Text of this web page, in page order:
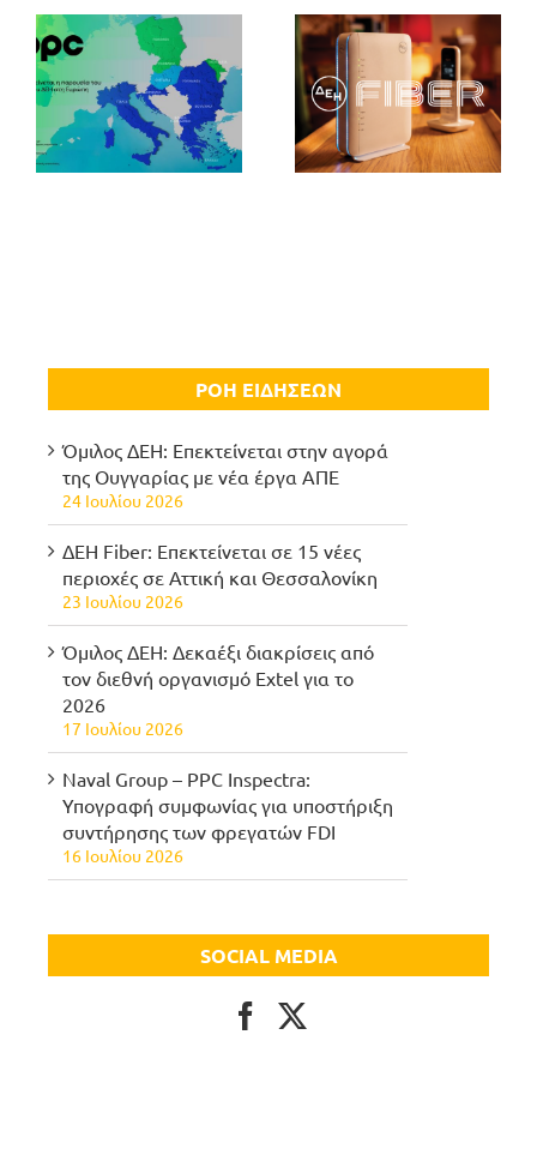
ΡΟΗ ΕΙΔΗΣΕΩΝ
Όμιλος ΔΕΗ: Επεκτείνεται στην αγορά
της Ουγγαρίας με νέα έργα ΑΠΕ
24 Ιουλίου 2026
ΔΕΗ Fiber: Επεκτείνεται σε 15 νέες
περιοχές σε Αττική και Θεσσαλονίκη
23 Ιουλίου 2026
Όμιλος ΔΕΗ: Δεκαέξι διακρίσεις από
τον διεθνή οργανισμό Extel για το
2026
17 Ιουλίου 2026
Naval Group – PPC Inspectra:
Υπογραφή συμφωνίας για υποστήριξη
συντήρησης των φρεγατών FDI
16 Ιουλίου 2026
SOCIAL MEDIA